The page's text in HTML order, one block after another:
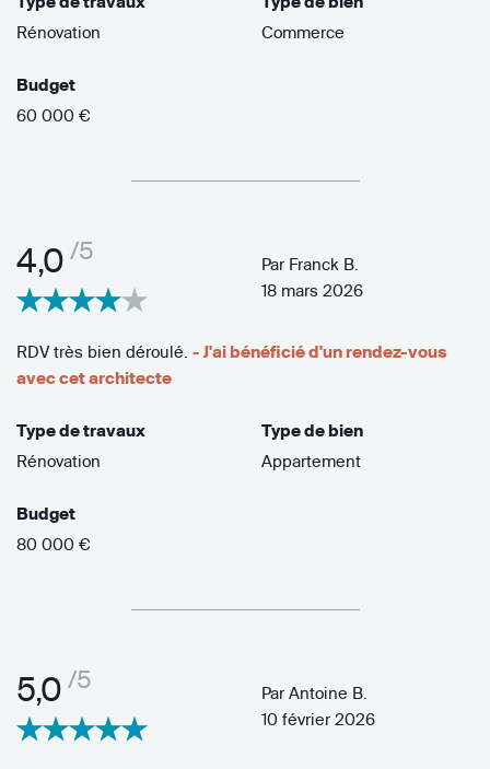
Rénovation
Commerce
Budget
60 000 €
4,0 /5 Par Franck B.
18 mars 2026
RDV très bien déroulé. - J'ai bénéficié d'un rendez-vous
avec cet architecte
Type de travaux
Rénovation
Type de bien
Appartement
Budget
80 000 €
5,0 /5 Par Antoine B.
10 février 2026